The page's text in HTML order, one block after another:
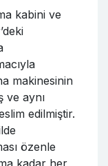
26
CNC
kabini
Teslimat
hem de